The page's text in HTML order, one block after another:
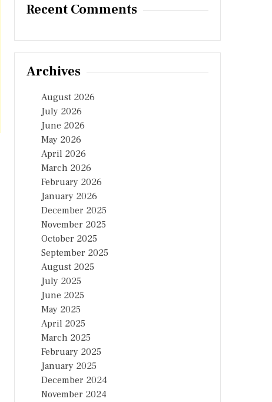
Recent Comments
Archives
August 2026
July 2026
June 2026
May 2026
April 2026
March 2026
February 2026
January 2026
December 2025
November 2025
October 2025
September 2025
August 2025
July 2025
June 2025
May 2025
April 2025
March 2025
February 2025
January 2025
December 2024
November 2024